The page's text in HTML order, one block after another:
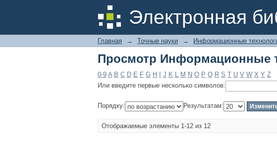
Электронная
Просмотр Информационные
Главная → Точные науки → Информационные
Просмотр Информационные
0-9 A B C D E F G H J K L M N O P Q R S T U V W X Y Z
Или введите первые несколько символов:
Порядку: Результатам:
Отображаемые элементы 1-12 из 12